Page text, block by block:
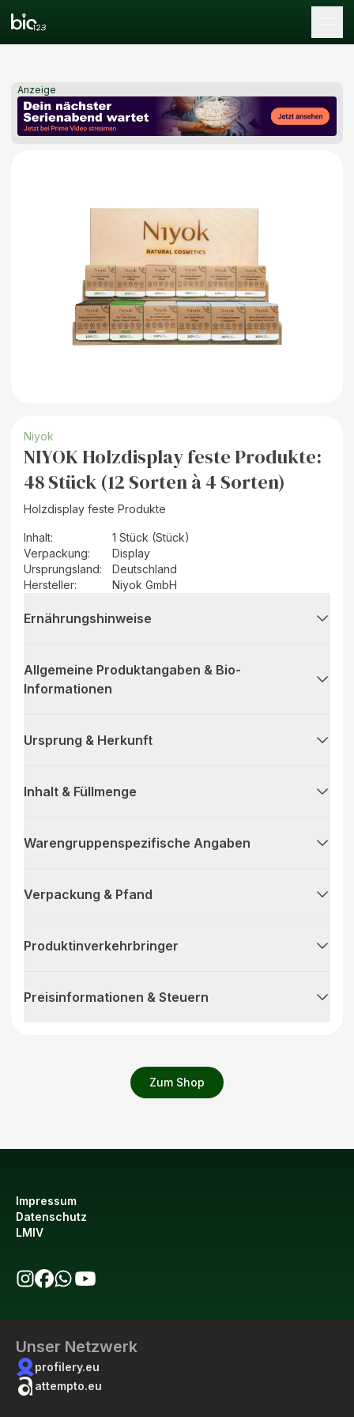
Anzeige
Zum Shop
Niyok
NIYOK Holzdisplay feste Produkte:
48 Stück (12 Sorten à 4 Sorten)
Holzdisplay feste Produkte
Inhalt:
1 Stück (Stück)
Verpackung:
Display
Ursprungsland:
Deutschland
Hersteller: Niyok GmbH
Ernährungshinweise
Allgemeine Produktangaben & Bio-
Informationen
Ursprung & Herkunft
Inhalt & Füllmenge
Warengruppenspezifische Angaben
Verpackung & Pfand
Produktinverkehrbringer
Preisinformationen & Steuern
Impressum
Datenschutz
LMIV
Unser Netzwerk
profilery.eu
attempto.eu